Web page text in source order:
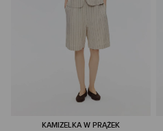
KAMIZELKA W PRĄŻEK